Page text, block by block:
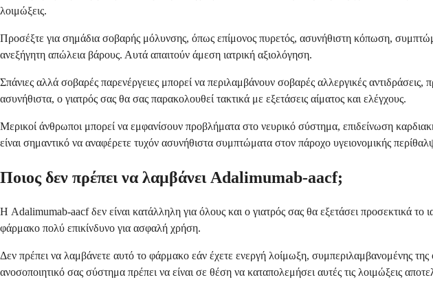
λοιμώξεις.
Προσέξτε για σημάδια σοβαρής μόλυνσης, όπως επίμονος πυρετός, ασυνήθιστη κόπωση,
ανεξήγητη απώλεια βάρους. Αυτά απαιτούν άμεση ιατρική αξιολόγηση.
Σπάνιες αλλά σοβαρές παρενέργειες μπορεί να περιλαμβάνουν σοβαρές αλλεργικές
ασυνήθιστα, ο γιατρός σας θα σας παρακολουθεί τακτικά με εξετάσεις αίματος και ελέγχους.
Μερικοί άνθρωποι μπορεί να εμφανίσουν προβλήματα στο νευρικό σύστημα, επιδείνωση
είναι σημαντικό να αναφέρετε τυχόν ασυνήθιστα συμπτώματα στον πάροχο υγειονομικής
Ποιος δεν πρέπει να λαμβάνει Adalimumab-aacf;
Η Adalimumab-aacf δεν είναι κατάλληλη για όλους και ο γιατρός σας θα εξετάσει προσεκτικά το
φάρμακο πολύ επικίνδυνο για ασφαλή χρήση.
Δεν πρέπει να λαμβάνετε αυτό το φάρμακο εάν έχετε ενεργή λοίμωξη, συμπεριλαμβανομένης
ανοσοποιητικό σας σύστημα πρέπει να είναι σε θέση να καταπολεμήσει αυτές τις λοιμώξεις